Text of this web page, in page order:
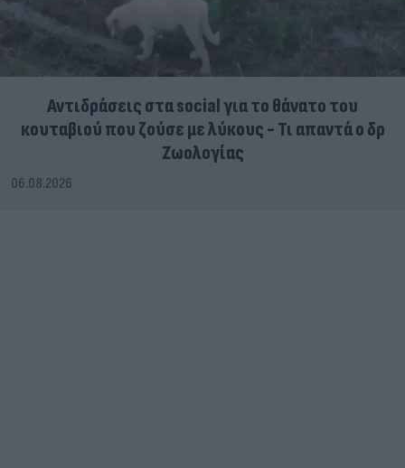
Αντιδράσεις στα social για το θάνατο του
κουταβιού που ζούσε με λύκους - Τι απαντά ο δρ
Ζωολογίας
06.08.2026